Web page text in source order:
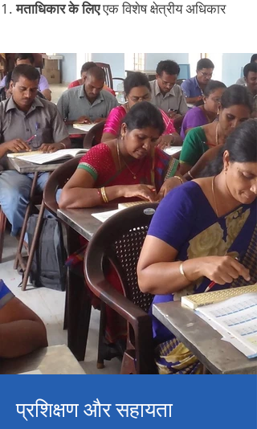
मताधिकार के लिएएक विशेष क्षेत्रीय अधिकार
प्रशिक्षण और सहायता